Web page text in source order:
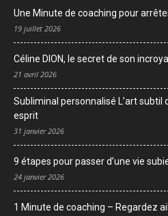
Une Minute de coaching pour
19 juillet 2026
Céline DION, le secret de son
21 avril 2026
Subliminal personnalisé L’art
esprit
31 janvier 2026
9 étapes pour passer d’une vie
24 janvier 2026
1 Minute de coaching – Regardez